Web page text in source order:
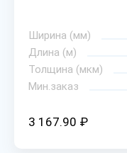
Ширина (мм)
Длина (м)
Толщина (мкм)
Мин.заказ
3 167.90 ₽